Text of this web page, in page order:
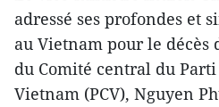
adressé ses profondes et
au Vietnam pour le décès
du Comité central du
Vietnam (PCV), Nguyen